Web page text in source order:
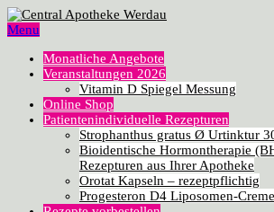
Menu
Monatliche Angebote
Veranstaltungen 2026
Vitamin D Spiegel Messung
Online Shop
Patientenindividuelle Rezepturen
Strophanthus gratus Ø Urtinktur
Bioidentische Hormontherapie
Rezepturen aus Ihrer Apotheke
Orotat Kapseln – rezeptpflichtig
Progesteron D4 Liposomen-